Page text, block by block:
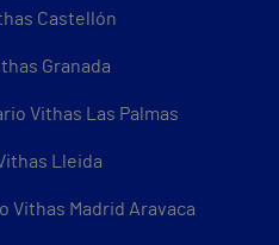
Castellón
Granada
Vithas Las Palmas
Lleida
Vithas Madrid Aravaca